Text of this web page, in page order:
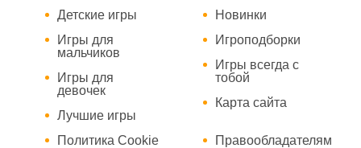
Детские игры
Игры для
мальчиков
Игры для
девочек
Лучшие игры
Новинки
Игроподборки
Игры всегда с
тобой
Карта сайта
Политика Cookie Правообладателям